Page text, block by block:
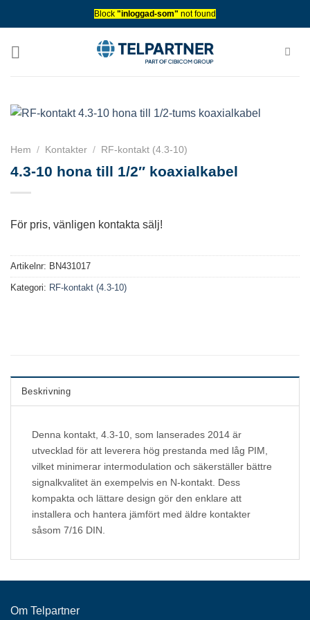
to
Block "inloggad-som" not found
Hem / Kontakter / RF-kontakt (4.3-10)
4.3-10 hona till 1/2″ koaxialkabel
För pris, vänligen kontakta sälj!
Artikelnr: BN431017
Kategori: RF-kontakt (4.3-10)
Beskrivning
Denna kontakt, 4.3-10, som lanserades 2014 är
utvecklad för att leverera hög prestanda med låg PIM,
vilket minimerar intermodulation och säkerställer bättre
signalkvalitet än exempelvis en N-kontakt. Dess
kompakta och lättare design gör den enklare att
installera och hantera jämfört med äldre kontakter
såsom 7/16 DIN.
Om Telpartner